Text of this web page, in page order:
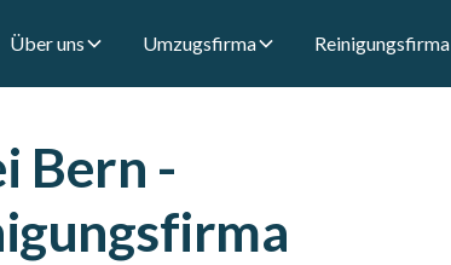
Über uns Umzugsfirma Reinigungsfirma
Bern -